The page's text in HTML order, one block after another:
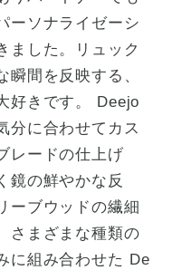
ーソナライゼーシ
ました。リュック
間を反映する、
好きです。 Deejo
分に合わせてカス
レードの仕上げ
鏡の鮮やかな反
ーブウッドの繊細
さまざまな種類の
に組み合わせた De